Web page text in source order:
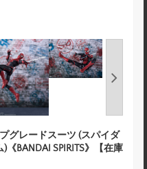
グレードスーツ (スパイダ
BANDAI SPIRITS》【在庫